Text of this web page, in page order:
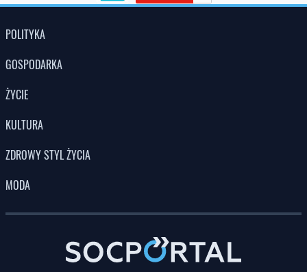
POLITYKA
GOSPODARKA
ŻYCIE
KULTURA
ZDROWY STYL ŻYCIA
MODA